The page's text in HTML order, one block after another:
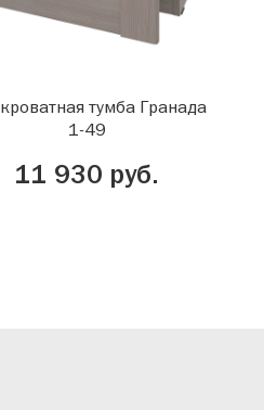
тумба Гранада
1-49
11 930 руб.